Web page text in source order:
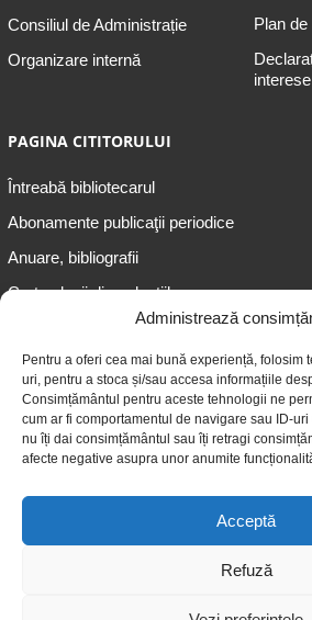
Administrează
Pentru a oferi cea mai bună experiență, folosim
uri, pentru a stoca și/sau accesa informațiile
Consimțământul pentru aceste tehnologii ne
cum ar fi comportamentul de navigare sau ID-
nu îți dai consimțământul sau îți retragi
afecte negative asupra unor anumite
Acceptă
Refuză
Consiliul de Administrație
Organizare internă
Plan
interese
PAGINA CITITORULUI
Întreabă bibliotecarul
Abonamente publicaţii periodice
Anuare, bibliografii
Cartea lunii din colecțiile
Informații pentru adolescenți
Informații pentru adulți
Informații pentru seniori